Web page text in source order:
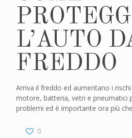
L’AUTO
FREDDO
Arriva il freddo ed aumentano i
motore, batteria, vetri e pneumatici
problemi ed è importante ora più
0